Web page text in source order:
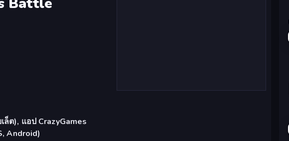
ล็ต), แอป CrazyGames
Android)